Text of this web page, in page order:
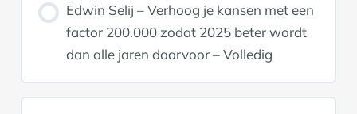
Edwin Selij – Verhoog je kansen met een
factor 200.000 zodat 2025 beter wordt
dan alle jaren daarvoor – Volledig